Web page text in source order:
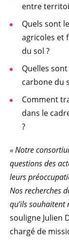
entre
Quels sont
agricoles et
du sol ?
Quelles
carbone du
Comment
dans le
?
« Notre
questions des
leurs
Nos recherches
qu’ils
souligne Julien
chargé de